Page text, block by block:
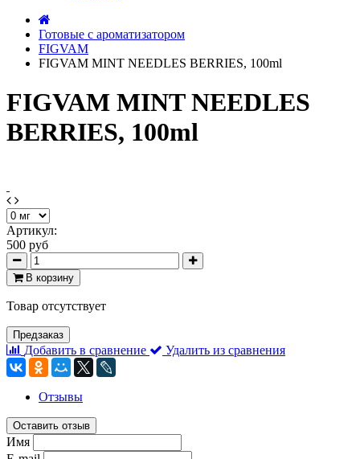
Готовые с ароматизатором
FIGVAM
FIGVAM MINT NEEDLES BERRIES, 100ml
FIGVAM MINT NEEDLES
BERRIES, 100ml
Артикул:
500 руб
В корзину
Товар отсутствует
Предзаказ
Добавить в сравнение Удалить из сравнения
Отзывы
Оставить отзыв
Имя